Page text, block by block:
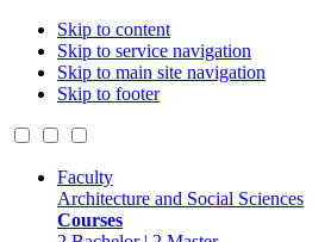
Skip to content
Skip to service navigation
Skip to main site navigation
Skip to footer
Faculty
Architecture and Social Sciences
Courses